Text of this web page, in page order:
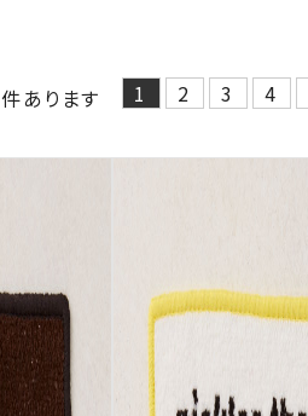
件あります 1 2 3 4